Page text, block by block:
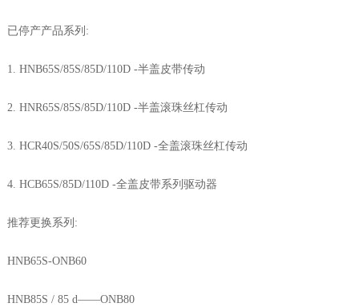
已停产产品系列:
1. HNB65S/85S/85D/110D -半盖皮带传动
2. HNR65S/85S/85D/110D -半盖滚珠丝杠传动
3. HCR40S/50S/65S/85D/110D -全盖滚珠丝杠传动
4. HCB65S/85D/110D -全盖皮带系列驱动器
推荐更换系列:
HNB65S-ONB60
HNB85S / 85 d——ONB80